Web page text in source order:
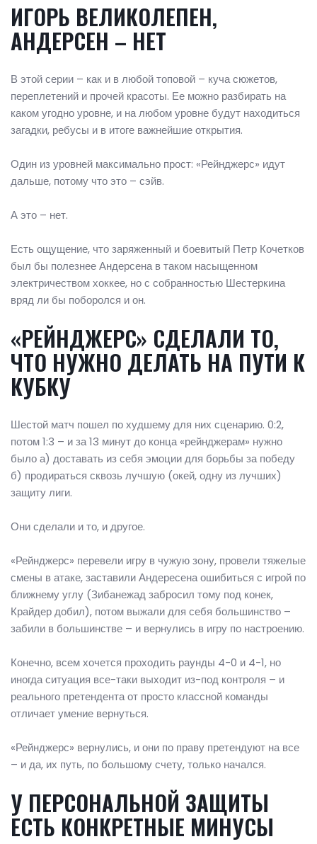
ИГОРЬ ВЕЛИКОЛЕПЕН,
АНДЕРСЕН – НЕТ
В этой серии – как и в любой топовой – куча сюжетов,
переплетений и прочей красоты. Ее можно разбирать на
каком угодно уровне, и на любом уровне будут находиться
загадки, ребусы и в итоге важнейшие открытия.
Один из уровней максимально прост: «Рейнджерс» идут
дальше, потому что это – сэйв.
А это – нет.
Есть ощущение, что заряженный и боевитый Петр Кочетков
был бы полезнее Андерсена в таком насыщенном
электричеством хоккее, но с собранностью Шестеркина
вряд ли бы поборолся и он.
«РЕЙНДЖЕРС» СДЕЛАЛИ ТО,
ЧТО НУЖНО ДЕЛАТЬ НА ПУТИ К
КУБКУ
Шестой матч пошел по худшему для них сценарию. 0:2,
потом 1:3 – и за 13 минут до конца «рейнджерам» нужно
было а) доставать из себя эмоции для борьбы за победу
б) продираться сквозь лучшую (окей, одну из лучших)
защиту лиги.
Они сделали и то, и другое.
«Рейнджерс» перевели игру в чужую зону, провели тяжелые
смены в атаке, заставили Андересена ошибиться с игрой по
ближнему углу (Зибанежад забросил тому под конек,
Крайдер добил), потом выжали для себя большинство –
забили в большинстве – и вернулись в игру по настроению.
Конечно, всем хочется проходить раунды 4-0 и 4-1, но
иногда ситуация все-таки выходит из-под контроля – и
реального претендента от просто классной команды
отличает умение вернуться.
«Рейнджерс» вернулись, и они по праву претендуют на все
– и да, их путь, по большому счету, только начался.
У ПЕРСОНАЛЬНОЙ ЗАЩИТЫ
ЕСТЬ КОНКРЕТНЫЕ МИНУСЫ